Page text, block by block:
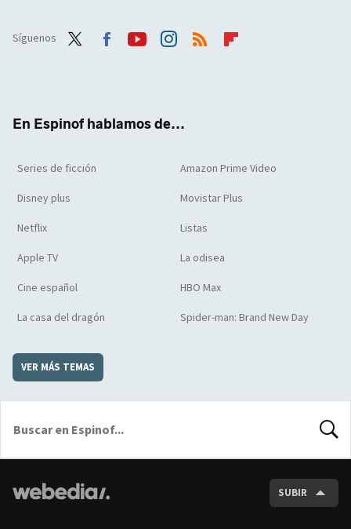
Síguenos
En Espinof hablamos de...
Series de ficción Amazon Prime Video
Disney plus Movistar Plus
Netflix Listas
Apple TV La odisea
Cine español HBO Max
La casa del dragón Spider-man: Brand New Day
VER MÁS TEMAS
SUBIR